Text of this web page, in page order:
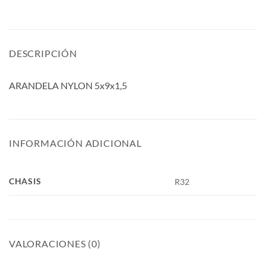
DESCRIPCIÓN
ARANDELA NYLON 5x9x1,5
INFORMACIÓN ADICIONAL
CHASIS R32
VALORACIONES (0)